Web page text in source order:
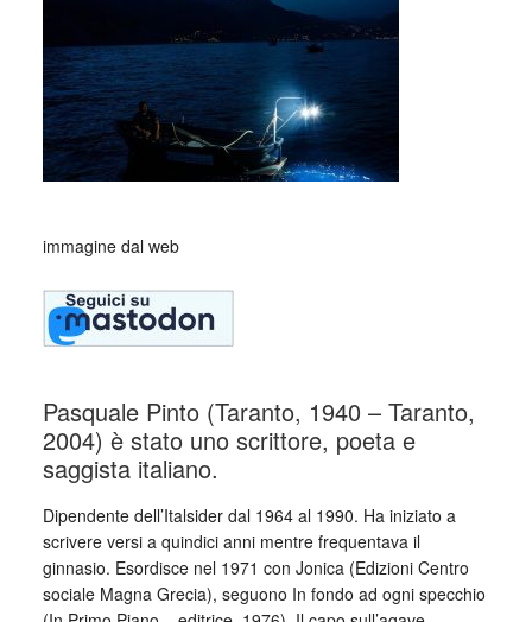
immagine dal web
Pasquale Pinto (Taranto, 1940 – Taranto,
2004) è stato uno scrittore, poeta e
saggista italiano.
Dipendente dell’Italsider dal 1964 al 1990. Ha iniziato a
scrivere versi a quindici anni mentre frequentava il
ginnasio. Esordisce nel 1971 con Jonica (Edizioni Centro
sociale Magna Grecia), seguono In fondo ad ogni specchio